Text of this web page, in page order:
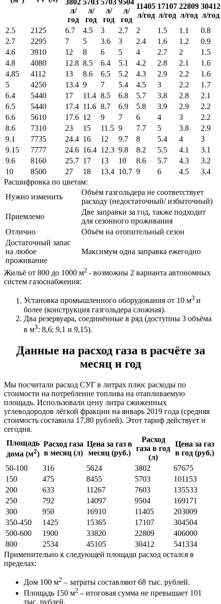
3802
л/
год
5703
л/
год
5703
л/
год
9504
л/
год
11405
л/год
17107
л/год
22809
л/год
30412
л/год
2.5
2125 6.7 4.5 3 2.7 2 1.5 1.1
0.8
2.7
2295 7 5 3.6 3 2.4 1.6 1.2
0.9
4.6
3910 12 8 6 5 4 2.7 2
1.5
4.8
4080 12.8 8.5 6.4 5.1 4.2 2.8 2.1
1.6
4.85
4112 13 8.6 6.5 5.2 4.3 2.9 2.2
1.6
5
4250 13.4 9 7 5.4 4.5 3 2.2
1.7
6.4
5440 17 11.4 8.5 6.8 5.7 3.8 2.8
2.1
6.5
5440 17.4 11.6 8.7 6.9 5.8 3.9 2.9
2.2
6.6
5610 17.6 12 9 7 6 4 3
2.2
8.6
7310 23 15 11.5 9 7.7 5 3.8
2.9
9.1
7735 24.4 16 12 9.7 8 5.4 4
3
9.15
7777 24.6 16.4 12.3 9.8 8.2 5.5 4.1
3.1
9.6
8160 25.7 17 13 10 8.6 5.7 4.3
3.2
10
8500 27 18 13.4 10.7 9 6 4.5
3.4
Расшифровка по цветам:
Нужно изменить
Объём газгольдера не соответствует
расходу (недостаточный/ избыточный)
Приемлемо
Две заправки за год, также подходит
для сезонного проживания
Отлично
Объём на отопительный сезон
Достаточный запас
на любое
проживание
Максимум одна заправка ежегодно
Жильё от 800 до 1000 м2 - возможны 2 варианта автономных
систем газоснабжения:
Установка промышленного оборудования от 10 м3 и
более (конструкция газгольдера сложная).
Два резервуара, соединённые в ряд (доступны 3 объёма
в м3: 8,6; 9,1 и 9,15).
Данные на расход газа в расчёте за
месяц и год
Мы посчитали расход СУГ в литрах плюс расходы по
стоимости на потребление топлива на отапливаемую
площадь. Использовали цену литра сжиженных
углеводородов лёгкой фракции на январь 2019 года (средняя
стоимость составила 17,80 рублей). Этот тариф действует и
сегодня.
Площадь
дома (м2)
Расход газа
в месяц (л)
Цена за газ в
месяц (руб.)
Расход
газа в год
(л)
Цена за газ
в год (руб.)
50-100
316 5624 3802
67675
150
475 8455 5703
101153
200
633 11267 7603
135533
250
792 14097 9504
169171
300
950 16910 11405
203009
350-450
1425 15365 17107
304504
500-600
1900 33820 22809
406000
800
2534 45105 30412
541334
Применительно к следующей площади расход остался в
пределах:
Дом 100 м2 – затраты составляют 68 тыс. рублей.
Площадь 150 м2 – итоговая сумма не превышает 101
тыс. рублей.